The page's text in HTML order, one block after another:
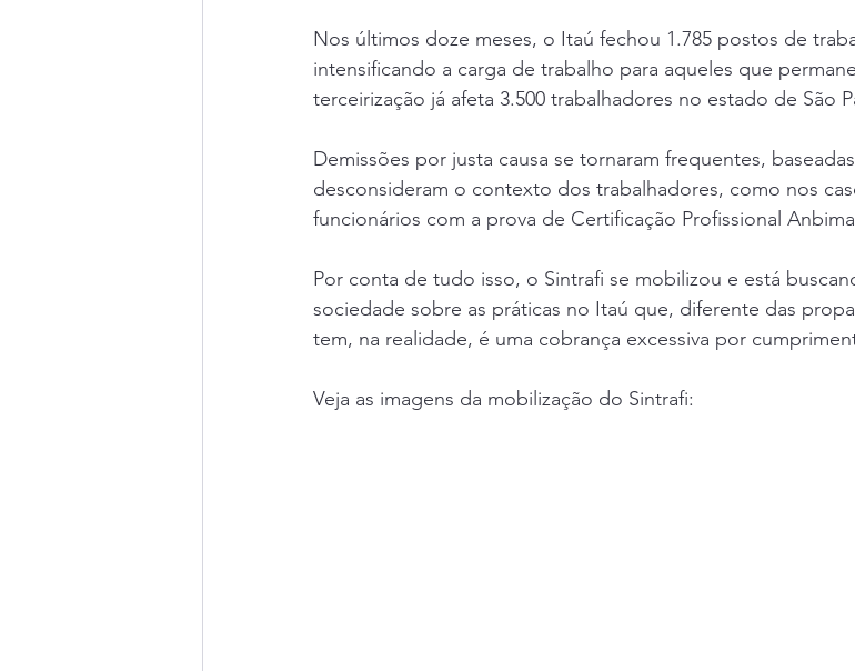
Nos últimos doze meses, o Itaú fechou 1.785 postos de
intensificando a carga de trabalho para aqueles que
terceirização já afeta 3.500 trabalhadores no estado de São
Demissões por justa causa se tornaram frequentes,
desconsideram o contexto dos trabalhadores, como nos
funcionários com a prova de Certificação Profissional
Por conta de tudo isso, o Sintrafi se mobilizou e está
sociedade sobre as práticas no Itaú que, diferente das
tem, na realidade, é uma cobrança excessiva por
Veja as imagens da mobilização do Sintrafi: